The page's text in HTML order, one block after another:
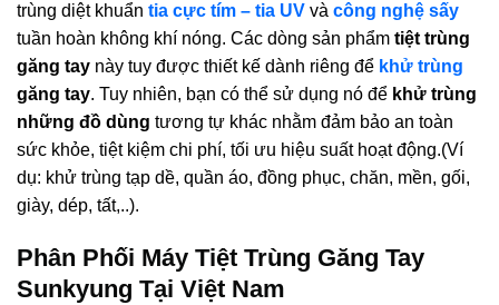
trùng diệt khuẩn tia cực tím – tia UV và công nghệ sấy
tuần hoàn không khí nóng. Các dòng sản phẩm tiệt trùng
găng tay này tuy được thiết kế dành riêng để khử trùng
găng tay. Tuy nhiên, bạn có thể sử dụng nó để khử trùng
những đồ dùng tương tự khác nhằm đảm bảo an toàn
sức khỏe, tiệt kiệm chi phí, tối ưu hiệu suất hoạt động.(Ví
dụ: khử trùng tạp dề, quần áo, đồng phục, chăn, mền, gối,
giày, dép, tất,..).
Phân Phối Máy Tiệt Trùng Găng Tay
Sunkyung Tại Việt Nam